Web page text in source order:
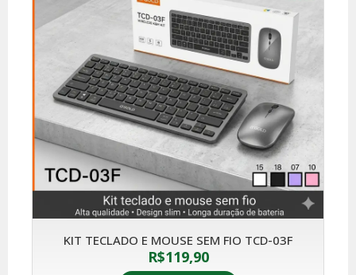
KIT TECLADO E MOUSE SEM FIO TCD-03F
R$119,90